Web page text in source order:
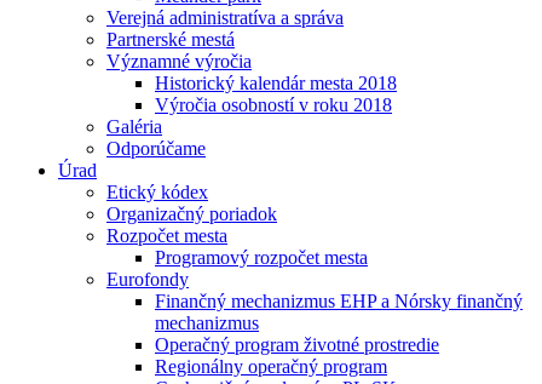
Verejná administratíva a správa
Partnerské mestá
Významné výročia
Historický kalendár mesta 2018
Výročia osobností v roku 2018
Galéria
Odporúčame
Úrad
Etický kódex
Organizačný poriadok
Rozpočet mesta
Programový rozpočet mesta
Eurofondy
Finančný mechanizmus EHP a Nórsky finančný
mechanizmus
Operačný program životné prostredie
Regionálny operačný program